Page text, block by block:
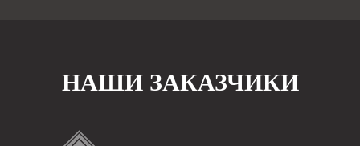
НАШИ ЗАКАЗЧИКИ